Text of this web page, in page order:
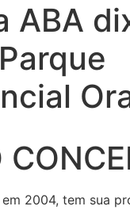
ABA
2004, tem sua